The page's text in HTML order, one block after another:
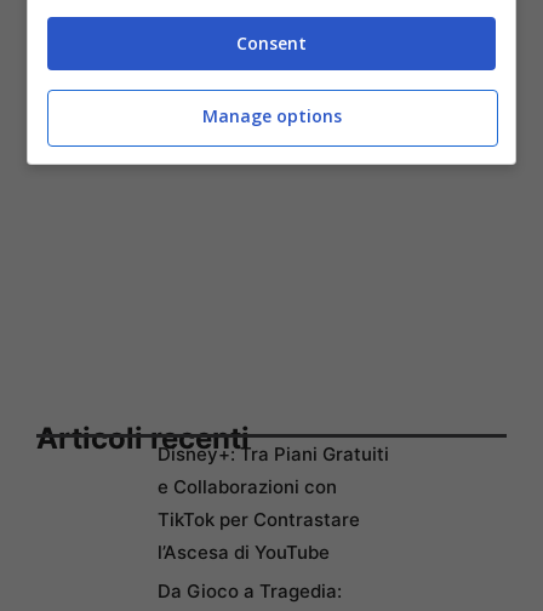
gravissima calunnia posta in essere.
Articoli recentiDisney+: Tra Piani Gratuiti
e Collaborazioni con
TikTok per Contrastare
l’Ascesa di YouTube
Da Gioco a Tragedia:
Consent
Manage options